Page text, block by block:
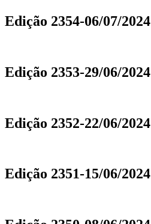
Edição 2354-06/07/2024
Edição 2353-29/06/2024
Edição 2352-22/06/2024
Edição 2351-15/06/2024